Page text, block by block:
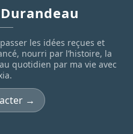
les idées reçues et
nourri par l’histoire, la
quotidien par ma vie avec
→